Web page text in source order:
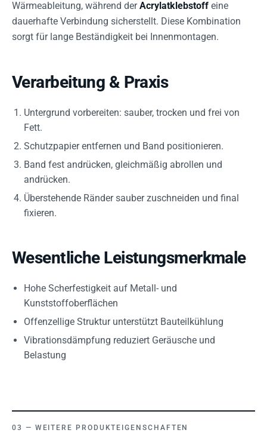
Wärmeableitung, während derAcrylatklebstoff eine
dauerhafte Verbindung sicherstellt. Diese Kombination
sorgt für lange Beständigkeit bei Innenmontagen.
Verarbeitung & Praxis
Untergrund vorbereiten: sauber, trocken und frei von
Fett.
Schutzpapier entfernen und Band positionieren.
Band fest andrücken, gleichmäßig abrollen und
andrücken.
Überstehende Ränder sauber zuschneiden und final
fixieren.
Wesentliche Leistungsmerkmale
Hohe Scherfestigkeit auf Metall- und
Kunststoffoberflächen
Offenzellige Struktur unterstützt Bauteilkühlung
Vibrationsdämpfung reduziert Geräusche und
Belastung
WEITERE PRODUKTEIGENSCHAFTEN